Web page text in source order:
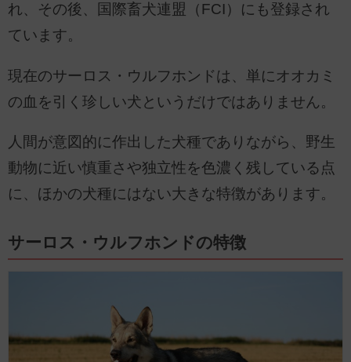
れ、その後、国際畜犬連盟（FCI）にも登録され
ています。
現在のサーロス・ウルフホンドは、単にオオカミ
の血を引く珍しい犬というだけではありません。
人間が意図的に作出した犬種でありながら、野生
動物に近い慎重さや独立性を色濃く残している点
に、ほかの犬種にはない大きな特徴があります。
サーロス・ウルフホンドの特徴